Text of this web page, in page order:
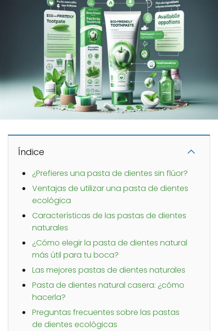
Índice
¿Prefieres una pasta de dientes sin flúor?
Ventajas de utilizar una pasta de dientes
ecológica
Características de las pastas de dientes
naturales
¿Cómo elegir la pasta de dientes natural
más útil para tu boca?
Las mejores pastas de dientes naturales
Pasta de dientes natural casera: ¿cómo
hacerla?
Preguntas frecuentes sobre las pastas
de dientes ecológicas